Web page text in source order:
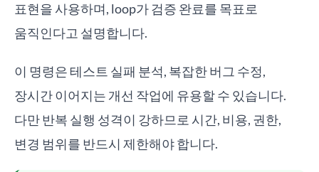
표현을 사용하며, loop가 검증 완료를 목표로
움직인다고 설명합니다.
이 명령은 테스트 실패 분석, 복잡한 버그 수정,
장시간 이어지는 개선 작업에 유용할 수 있습니다.
다만 반복 실행 성격이 강하므로 시간, 비용, 권한,
변경 범위를 반드시 제한해야 합니다.